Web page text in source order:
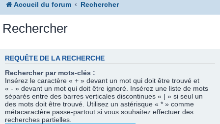
Accueil du forum Rechercher
Rechercher
REQUÊTE DE LA RECHERCHE
Rechercher par mots-clés :
Insérez le caractère « + » devant un mot qui doit être trouvé et
« - » devant un mot qui doit être ignoré. Insérez une liste de mots
séparés entre des barres verticales discontinues « | » si seul un
des mots doit être trouvé. Utilisez un astérisque « * » comme
métacaractère passe-partout si vous souhaitez effectuer des
recherches partielles.